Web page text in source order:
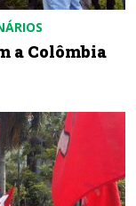
a Colômbia